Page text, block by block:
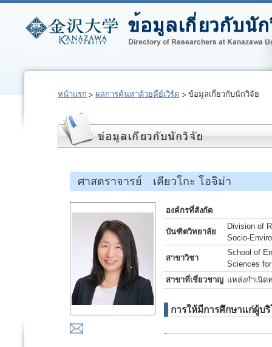
หน้าแรก ผลการค้นหาด้วยคีย์เวิร์ด ข้อมูลเกี่ยวกับนักวิจัย
ศาสตราจารย์ เคียวโกะ โอจิม่า
องค์กรที่สังกัด
บันฑิตวิทยาลัย
Division of
Socio-
สาขาวิชา
School of
Sciences
สาขาที่เชี่ยวชาญ แหล่งกำเนิด
การให้มีการศึกษาแก่ผู้บ